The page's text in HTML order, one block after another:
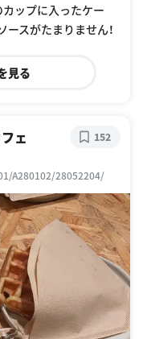
ップに入ったケー
スがたまりません！
見る
ェ
A280102/28052204/
152